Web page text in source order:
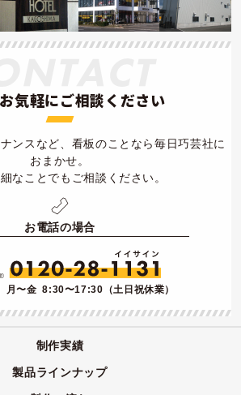
気軽にご相談ください
ンスなど、看板のことなら毎日巧芸社に
おまかせ。
なことでもご相談ください。
お電話の場合
月〜金 8:30〜17:30（土日祝休業）
制作実績
製品ラインナップ